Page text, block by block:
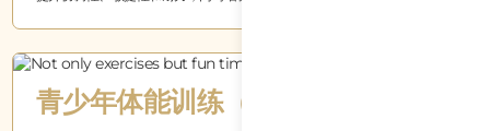
青少年体能训练（13–16 岁）